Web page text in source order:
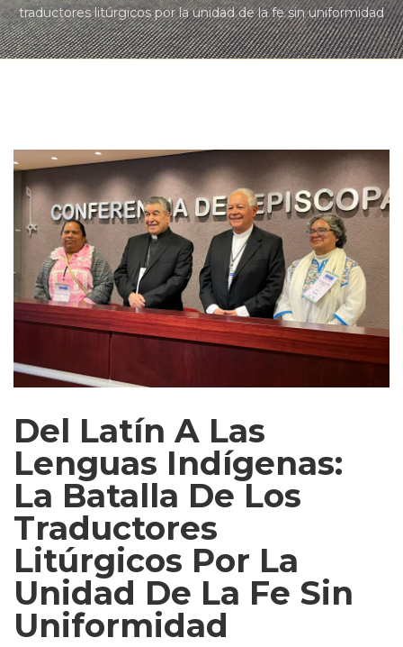
traductores litúrgicos por la unidad de la fe sin uniformidad
Del Latín A Las
Lenguas Indígenas:
La Batalla De Los
Traductores
Litúrgicos Por La
Unidad De La Fe Sin
Uniformidad